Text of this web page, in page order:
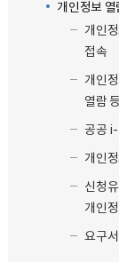
개인정보 열
개인
접속
개인
열람
공공
개인
신청
개인
요구